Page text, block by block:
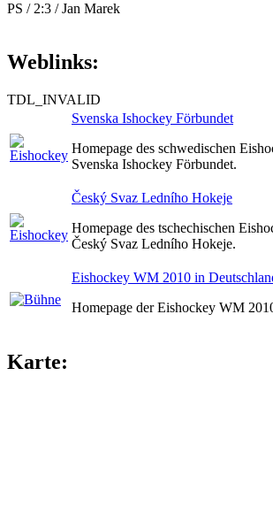
PS / 2:3 / Jan Marek
Weblinks:
TDL_INVALID
Svenska Ishockey Förbundet
Homepage des schwedischen
Svenska Ishockey Förbundet.
Český Svaz Ledního Hokeje
Homepage des tschechischen
Český Svaz Ledního Hokeje.
Eishockey WM 2010 in
Homepage der Eishockey WM
Karte: